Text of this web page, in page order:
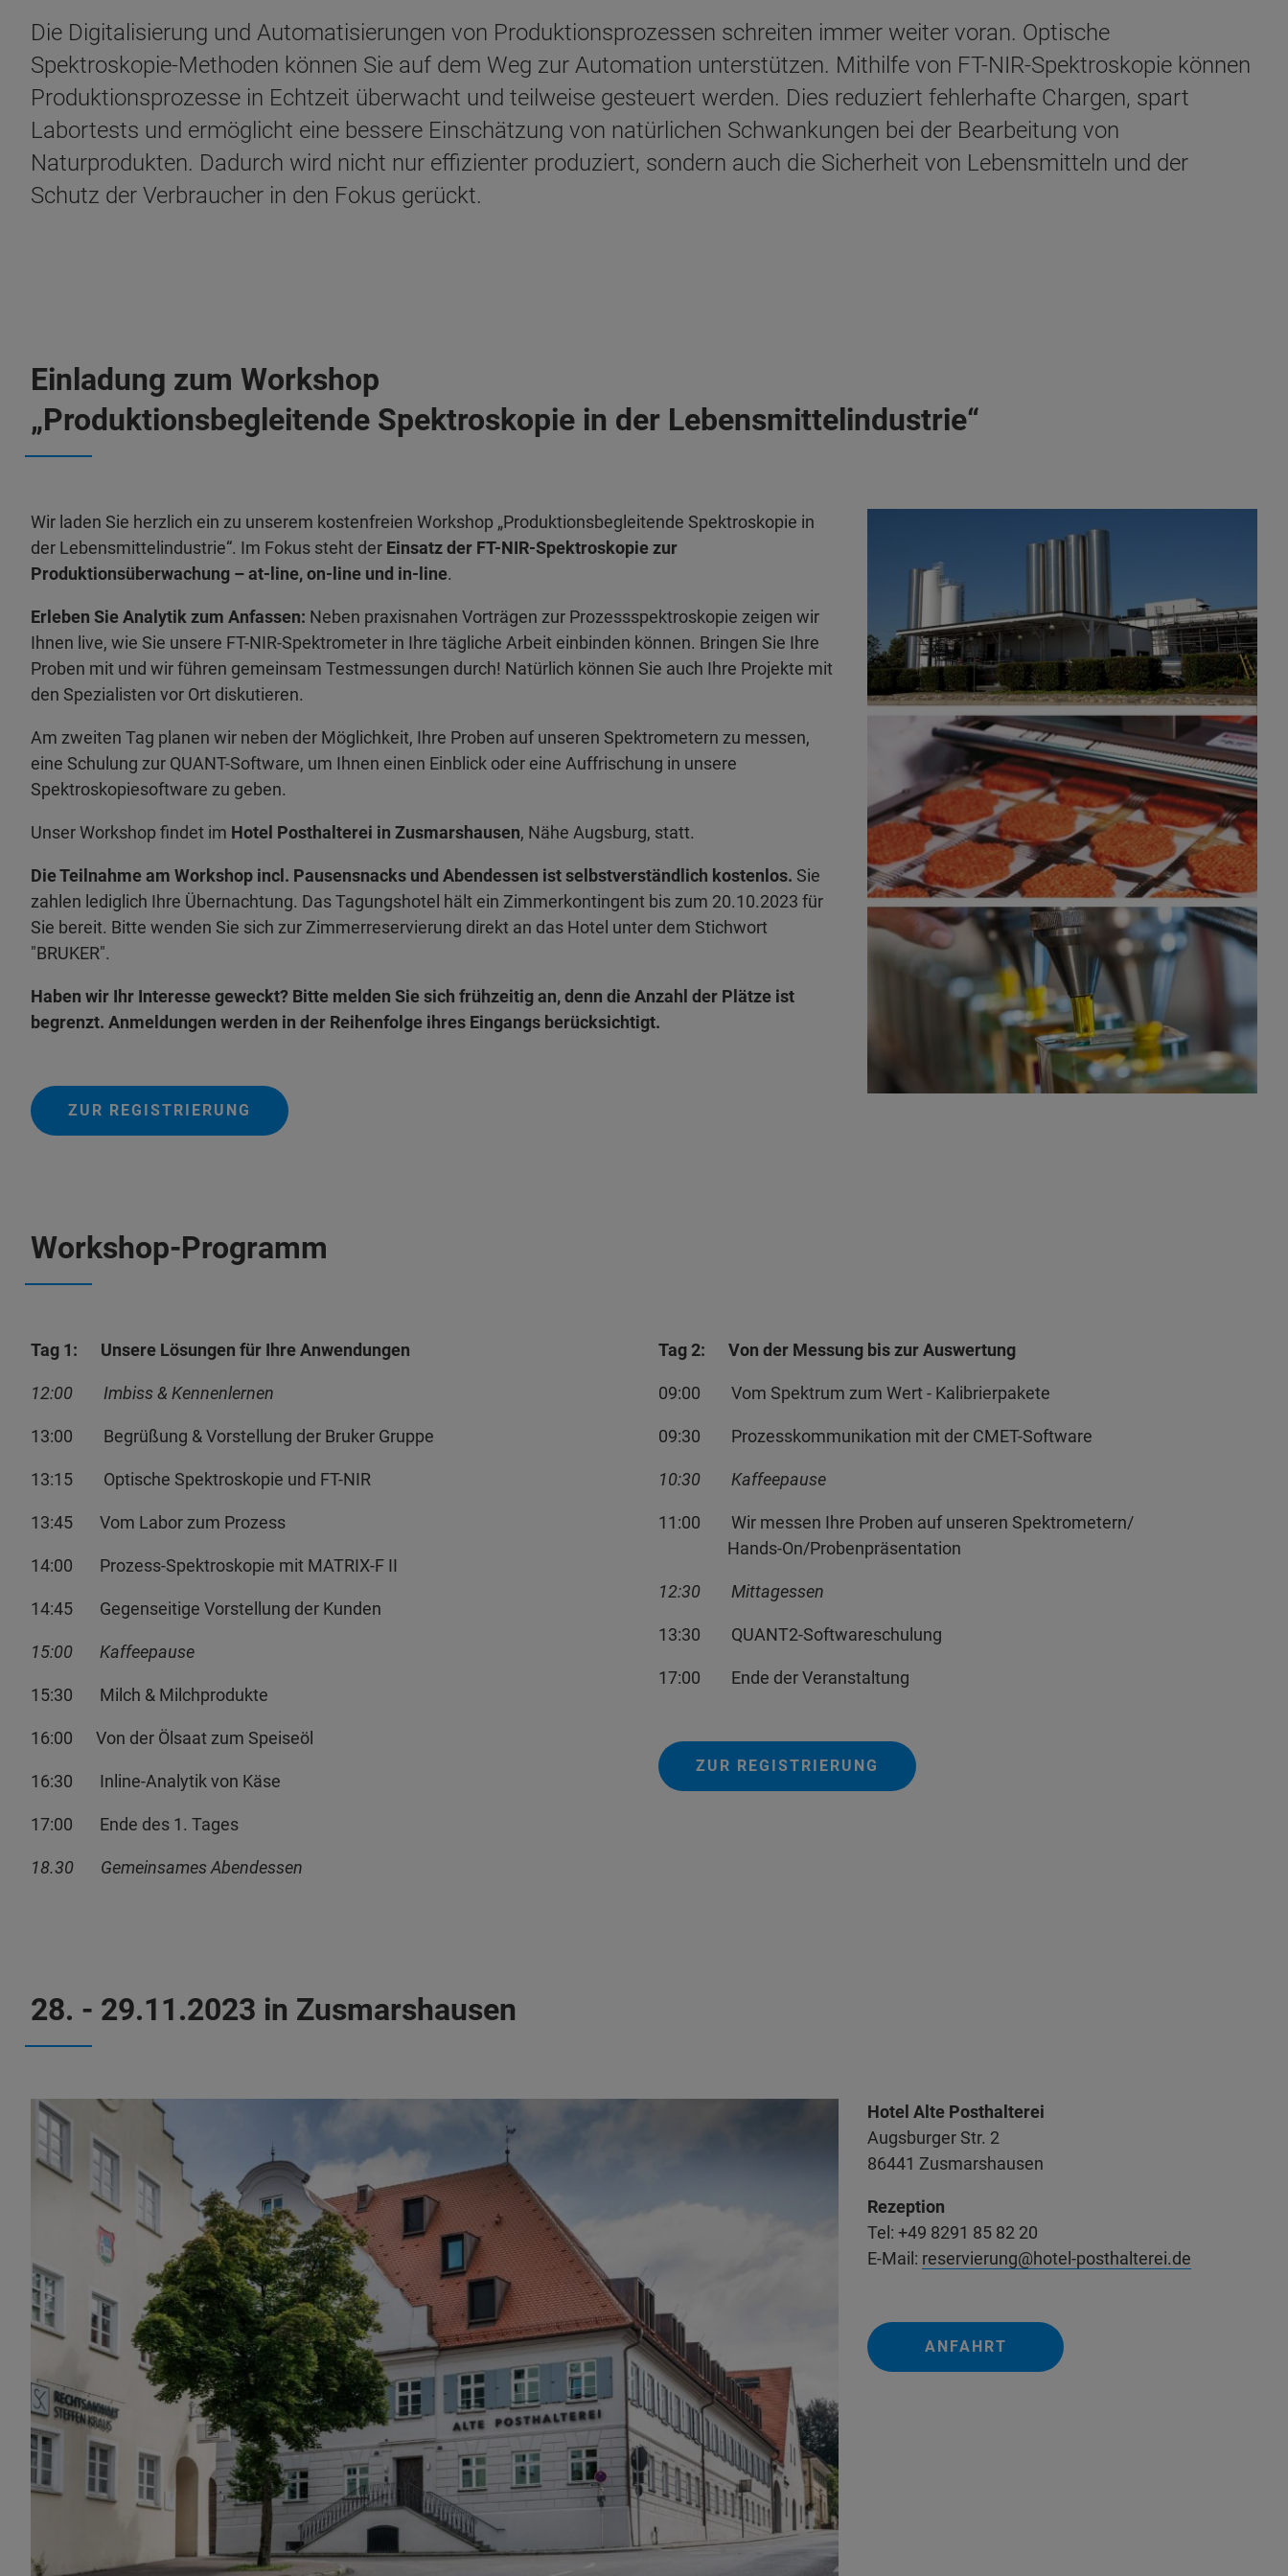
Die Digitalisierung und Automatisierungen von Produktionsprozessen schreiten immer weiter voran. Optische
Spektroskopie-Methoden können Sie auf dem Weg zur Automation unterstützen. Mithilfe von FT-NIR-Spektroskopie können
Produktionsprozesse in Echtzeit überwacht und teilweise gesteuert werden. Dies reduziert fehlerhafte Chargen, spart
Labortests und ermöglicht eine bessere Einschätzung von natürlichen Schwankungen bei der Bearbeitung von
Naturprodukten. Dadurch wird nicht nur effizienter produziert, sondern auch die Sicherheit von Lebensmitteln und der
Schutz der Verbraucher in den Fokus gerückt.
Einladung zum Workshop
„Produktionsbegleitende Spektroskopie in der Lebensmittelindustrie“
Wir laden Sie herzlich ein zu unserem kostenfreien Workshop „Produktionsbegleitende Spektroskopie in
der Lebensmittelindustrie“. Im Fokus steht der Einsatz der FT-NIR-Spektroskopie zur
Produktionsüberwachung – at-line, on-line und in-line.
Erleben Sie Analytik zum Anfassen: Neben praxisnahen Vorträgen zur Prozessspektroskopie zeigen wir
Ihnen live, wie Sie unsere FT-NIR-Spektrometer in Ihre tägliche Arbeit einbinden können. Bringen Sie Ihre
Proben mit und wir führen gemeinsam Testmessungen durch! Natürlich können Sie auch Ihre Projekte mit
den Spezialisten vor Ort diskutieren.
Am zweiten Tag planen wir neben der Möglichkeit, Ihre Proben auf unseren Spektrometern zu messen,
eine Schulung zur QUANT-Software, um Ihnen einen Einblick oder eine Auffrischung in unsere
Spektroskopiesoftware zu geben.
Unser Workshop findet im Hotel Posthalterei in Zusmarshausen, Nähe Augsburg, statt.
Die Teilnahme am Workshop incl. Pausensnacks und Abendessen ist selbstverständlich kostenlos. Sie
zahlen lediglich Ihre Übernachtung. Das Tagungshotel hält ein Zimmerkontingent bis zum 20.10.2023 für
Sie bereit. Bitte wenden Sie sich zur Zimmerreservierung direkt an das Hotel unter dem Stichwort
"BRUKER".
Haben wir Ihr Interesse geweckt? Bitte melden Sie sich frühzeitig an, denn die Anzahl der Plätze ist
begrenzt. Anmeldungen werden in der Reihenfolge ihres Eingangs berücksichtigt.
ZUR REGISTRIERUNG
Workshop-Programm
Tag 1: Unsere Lösungen für Ihre Anwendungen
12:00 Imbiss & Kennenlernen
13:00 Begrüßung & Vorstellung der Bruker Gruppe
13:15 Optische Spektroskopie und FT-NIR
13:45 Vom Labor zum Prozess
14:00 Prozess-Spektroskopie mit MATRIX-F II
14:45 Gegenseitige Vorstellung der Kunden
15:00 Kaffeepause
15:30 Milch & Milchprodukte
16:00 Von der Ölsaat zum Speiseöl
16:30 Inline-Analytik von Käse
17:00 Ende des 1. Tages
18.30 Gemeinsames Abendessen
Tag 2: Von der Messung bis zur Auswertung
09:00 Vom Spektrum zum Wert - Kalibrierpakete
09:30 Prozesskommunikation mit der CMET-Software
10:30 Kaffeepause
11:00 Wir messen Ihre Proben auf unseren Spektrometern/
Hands-On/Probenpräsentation
12:30 Mittagessen
13:30 QUANT2-Softwareschulung
17:00 Ende der Veranstaltung
ZUR REGISTRIERUNG
28. - 29.11.2023 in Zusmarshausen
Hotel Alte Posthalterei
Augsburger Str. 2
86441 Zusmarshausen
Rezeption
Tel: +49 8291 85 82 20
E-Mail: reservierung@hotel-posthalterei.de
ANFAHRT